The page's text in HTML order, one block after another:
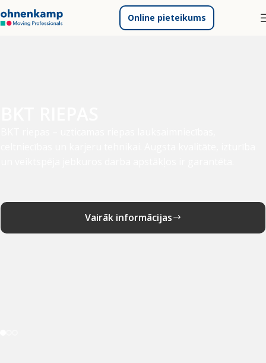
Online pieteikums
Vairāk informācijas